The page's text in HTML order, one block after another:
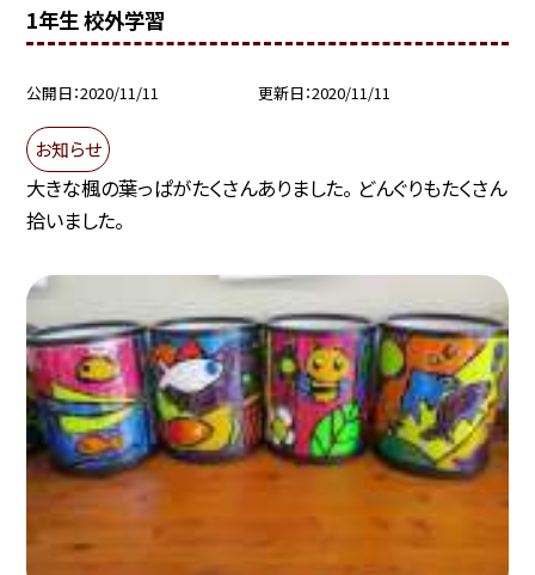
1年生 校外学習
公開日 2020/11/11 更新日 2020/11/11
お知らせ
大きな楓の葉っぱがたくさんありました。 どんぐりもたくさん
拾いました。